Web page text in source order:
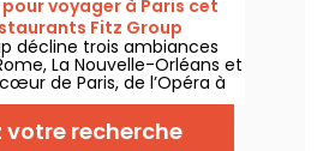
dans des cocottes.
voyager à Paris cet
Fitz Group
décline trois ambiances
La Nouvelle-Orléans et
de Paris, de l’Opéra à
adresse, grâce à sa
escale à part entière,
.
votre recherche